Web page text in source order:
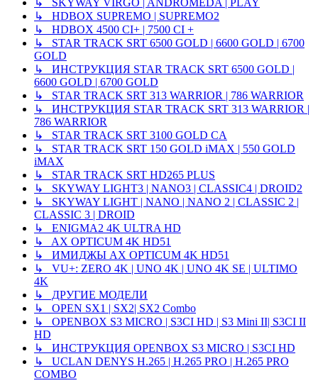
↳ SKYWAY VIRGO | ANDROMEDA | PLAY
↳ HDBOX SUPREMO | SUPREMO2
↳ HDBOX 4500 CI+ | 7500 CI +
↳ STAR TRACK SRT 6500 GOLD | 6600 GOLD | 6700
GOLD
↳ ИНСТРУКЦИЯ STAR TRACK SRT 6500 GOLD |
6600 GOLD | 6700 GOLD
↳ STAR TRACK SRT 313 WARRIOR | 786 WARRIOR
↳ ИНСТРУКЦИЯ STAR TRACK SRT 313 WARRIOR |
786 WARRIOR
↳ STAR TRACK SRT 3100 GOLD CA
↳ STAR TRACK SRT 150 GOLD iMAX | 550 GOLD
iMAX
↳ STAR TRACK SRT HD265 PLUS
↳ SKYWAY LIGHT3 | NANO3 | CLASSIC4 | DROID2
↳ SKYWAY LIGHT | NANO | NANO 2 | CLASSIC 2 |
CLASSIC 3 | DROID
↳ ENIGMA2 4K ULTRA HD
↳ AX OPTICUM 4K HD51
↳ ИМИДЖЫ AX OPTICUM 4K HD51
↳ VU+: ZERO 4K | UNO 4K | UNO 4K SE | ULTIMO
4K
↳ ДРУГИЕ МОДЕЛИ
↳ OPEN SX1 | SX2| SX2 Combo
↳ OPENBOX S3 MICRO | S3CI HD | S3 Mini II| S3CI II
HD
↳ ИНСТРУКЦИЯ OPENBOX S3 MICRO | S3CI HD
↳ UCLAN DENYS H.265 | H.265 PRO | H.265 PRO
COMBO